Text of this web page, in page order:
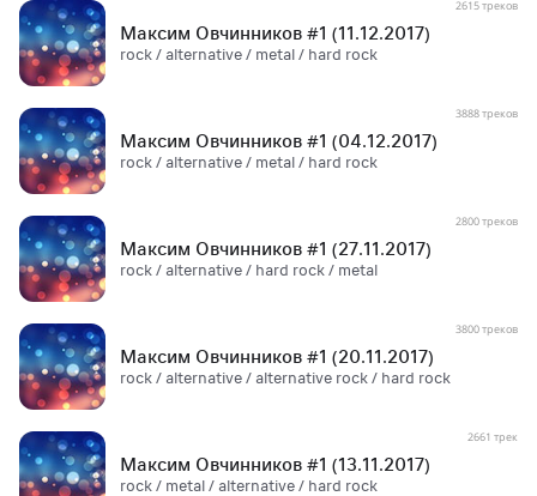
Максим Овчинников #1 (11.12.2017)
rock / alternative / metal / hard rock
2615 треков
Максим Овчинников #1 (04.12.2017)
rock / alternative / metal / hard rock
3888 треков
Максим Овчинников #1 (27.11.2017)
rock / alternative / hard rock / metal
2800 треков
Максим Овчинников #1 (20.11.2017)
rock / alternative / alternative rock / hard rock
3800 треков
Максим Овчинников #1 (13.11.2017)
rock / metal / alternative / hard rock
2661 трек